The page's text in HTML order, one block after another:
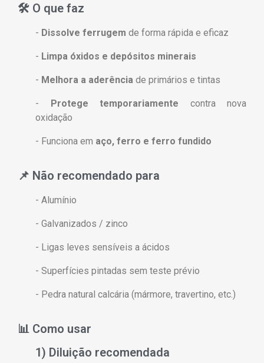
🛠️ O que faz
- Dissolve ferrugem de forma rápida e eficaz
- Limpa óxidos e depósitos minerais
- Melhora a aderência de primários e tintas
- Protege temporariamente contra nova
oxidação
- Funciona em aço, ferro e ferro fundido
📌 Não recomendado para
- Alumínio
- Galvanizados / zinco
- Ligas leves sensíveis a ácidos
- Superfícies pintadas sem teste prévio
- Pedra natural calcária (mármore, travertino, etc.)
📊 Como usar
1) Diluição recomendada